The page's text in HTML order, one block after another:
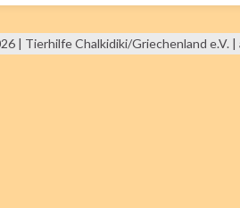
| Tierhilfe Chalkidiki/Griechenland e.V.